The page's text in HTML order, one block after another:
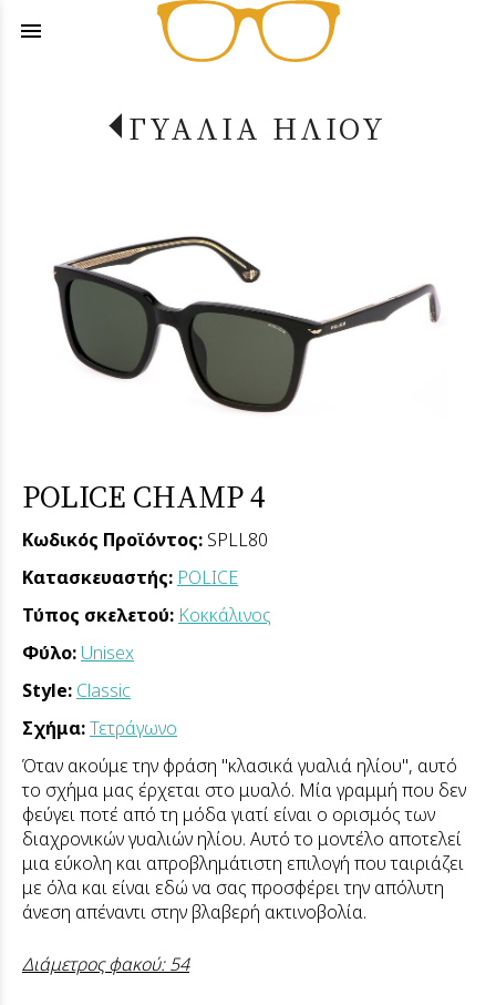
menu
ΓΥΑΛΙΑ ΗΛΙΟΥ
POLICE CHAMP 4
Κωδικός Προϊόντος: SPLL80
Κατασκευαστής: POLICE
Τύπος σκελετού: Κοκκάλινος
Φύλο: Unisex
Style: Classic
Σχήμα:Τετράγωνο
Όταν ακούμε την φράση "κλασικά γυαλιά ηλίου", αυτό
το σχήμα μας έρχεται στο μυαλό. Μία γραμμή που δεν
φεύγει ποτέ από τη μόδα γιατί είναι ο ορισμός των
διαχρονικών γυαλιών ηλίου. Αυτό το μοντέλο αποτελεί
μια εύκολη και απροβλημάτιστη επιλογή που ταιριάζει
με όλα και είναι εδώ να σας προσφέρει την απόλυτη
άνεση απέναντι στην βλαβερή ακτινοβολία.
Διάμετρος φακού: 54